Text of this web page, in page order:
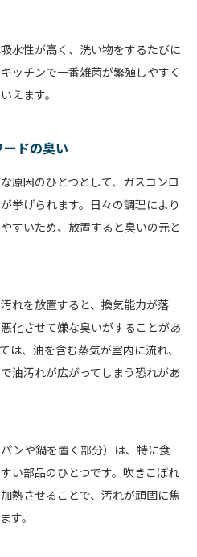
水性が高く、洗い物をするたびに
ッチンで一番雑菌が繁殖しやすく
えます。
ドの臭い
原因のひとつとして、ガスコンロ
挙げられます。日々の調理により
すいため、放置すると臭いの元と
れを放置すると、換気能力が落
化させて嫌な臭いがすることがあ
は、油を含む蒸気が室内に流れ、
油汚れが広がってしまう恐れがあ
ンや鍋を置く部分）は、特に食
い部品のひとつです。吹きこぼれ
熱させることで、汚れが頑固に焦
す。